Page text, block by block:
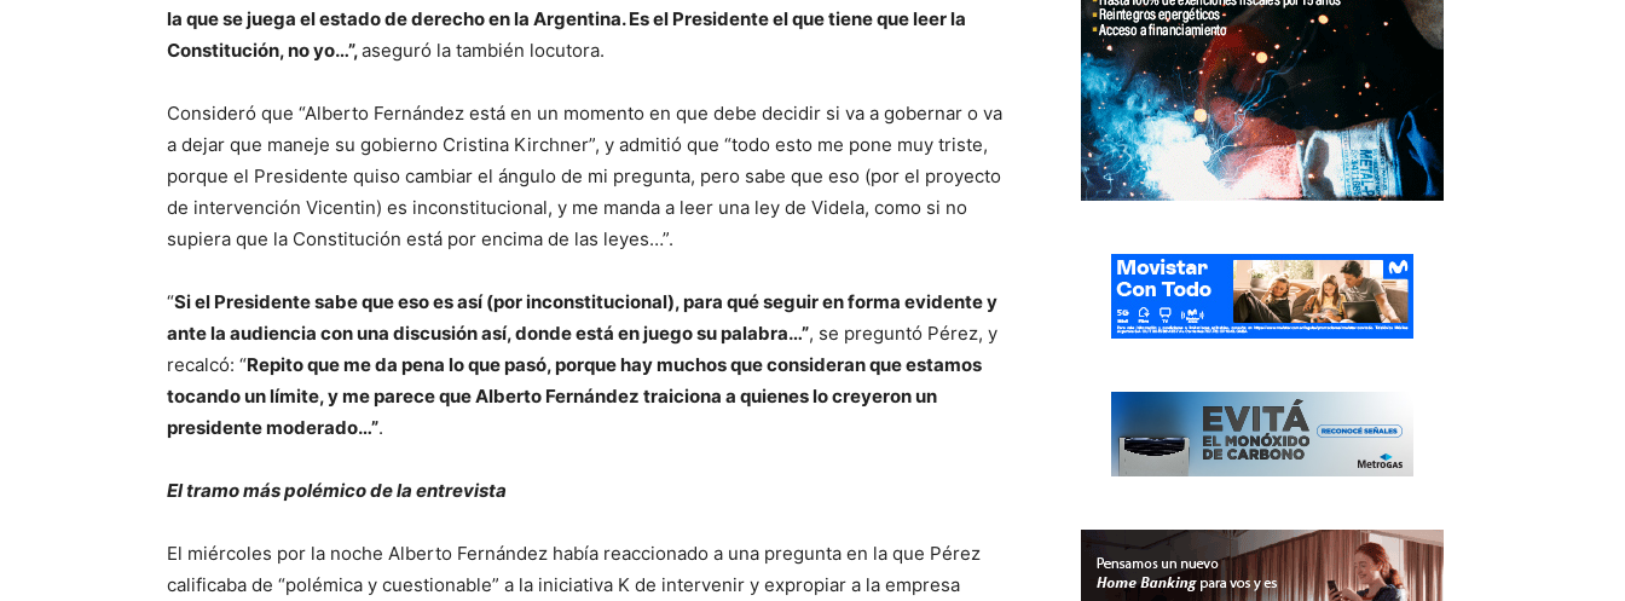
la que se juega el estado de derecho en la Argentina. Es el Presidente el que tiene que leer la
Constitución, no yo…”,aseguró la también locutora.
Consideró que “Alberto Fernández está en un momento en que debe decidir si va a gobernar o va
a dejar que maneje su gobierno Cristina Kirchner”, y admitió que “todo esto me pone muy triste,
porque el Presidente quiso cambiar el ángulo de mi pregunta, pero sabe que eso (por el proyecto
de intervención Vicentin) es inconstitucional, y me manda a leer una ley de Videla, como si no
supiera que la Constitución está por encima de las leyes…”.
“Si el Presidente sabe que eso es así (por inconstitucional), para qué seguir en forma evidente y
ante la audiencia con una discusión así, donde está en juego su palabra…”, se preguntó Pérez, y
recalcó: “Repito que me da pena lo que pasó, porque hay muchos que consideran que estamos
tocando un límite, y me parece que Alberto Fernández traiciona a quienes lo creyeron un
presidente moderado…”.
El tramo más polémico de la entrevista
El miércoles por la noche Alberto Fernández había reaccionado a una pregunta en la que Pérez
calificaba de “polémica y cuestionable” a la iniciativa K de intervenir y expropiar a la empresa